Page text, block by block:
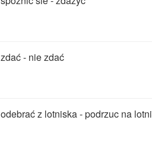
zdać - nie zdać
odebrać z lotniska - podrzuc na